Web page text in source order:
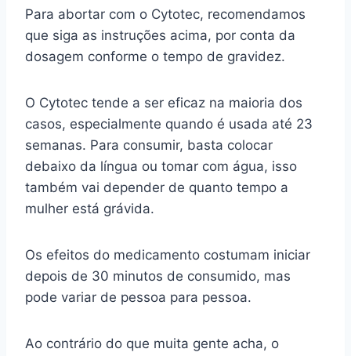
Para abortar com o Cytotec, recomendamos
que siga as instruções acima, por conta da
dosagem conforme o tempo de gravidez.
O Cytotec tende a ser eficaz na maioria dos
casos, especialmente quando é usada até 23
semanas. Para consumir, basta colocar
debaixo da língua ou tomar com água, isso
também vai depender de quanto tempo a
mulher está grávida.
Os efeitos do medicamento costumam iniciar
depois de 30 minutos de consumido, mas
pode variar de pessoa para pessoa.
Ao contrário do que muita gente acha, o